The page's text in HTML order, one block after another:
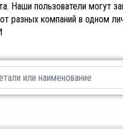
Наши пользователи могут
разных компаний в одном